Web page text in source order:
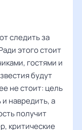
следить за
этого стоит
гостями и
будут
не стоит: цель
навредить, а
получит
критические